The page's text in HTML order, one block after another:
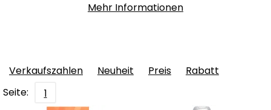
Mehr Informationen
Verkaufszahlen Neuheit Preis
Rabatt
Seite:
1